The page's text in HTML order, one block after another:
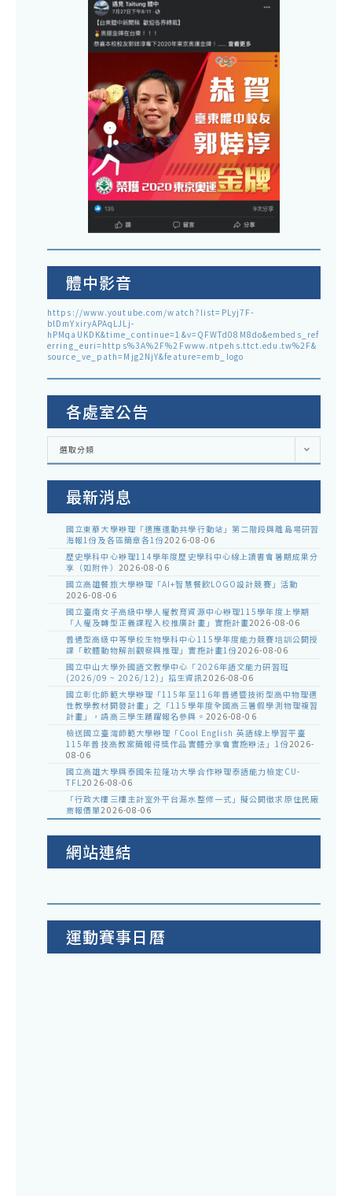
體中影音
https://www.youtube.com/watch?list=PLyj7F-
blDmYxiryAPAqLJLj-
hPMqaUKDK&time_continue=1&v=QFWTd08M8do&embeds_ref
erring_euri=https%3A%2F%2Fwww.ntpehs.ttct.edu.tw%2F&
source_ve_path=Mjg2NjY&feature=emb_logo
各處室公告
各
室
選取分類
最新消息
國立東華大學辦理「適應運動共學行動站」第二階段與離島場研習
海報1份及各區簡章各1份2026-08-06
歷史學科中心辦理114學年度歷史學科中心線上讀書會暑期成果分
享（如附件） 2026-08-06
國立高雄餐旅大學辦理「AI+智慧餐飲LOGO設計競賽」活動
2026-08-06
國立臺南女子高級中學人權教育資源中心辦理115學年度上學期
「人權及轉型正義課程入校推廣計畫」實施計畫2026-08-06
普通型高級中等學校生物學科中心115學年度能力競賽培訓公開授
課「軟體動物解剖觀察與推理」實施計畫1份2026-08-06
國立中山大學外國語文教學中心「2026年語文能力研習班
(2026/09 ~ 2026/12)」招生資訊2026-08-06
國立彰化師範大學辦理「115年至116年普通暨技術型高中物理適
性教學教材開發計畫」之「115學年度全國高三暑假學測物理複習
計畫」，請高三學生踴躍報名參與。 2026-08-06
檢送國立臺灣師範大學辦理「Cool English 英語線上學習平臺
115年普技高教案簡報得獎作品實體分享會實施辦法」1份2026-
08-06
國立高雄大學與泰國朱拉隆功大學合作辦理泰語能力檢定CU-
TFL2026-08-06
「行政大樓三樓主計室外平台漏水整修一式」擬公開徵求原住民廠
商報價單2026-08-06
網站連結
運動賽事日曆